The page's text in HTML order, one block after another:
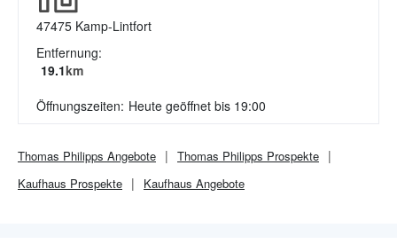
47475 Kamp-Lintfort
Entfernung:
19.1km
Öffnungszeiten: Heute geöffnet bis 19:00
Thomas Philipps Angebote Thomas Philipps Prospekte
Kaufhaus Prospekte Kaufhaus Angebote